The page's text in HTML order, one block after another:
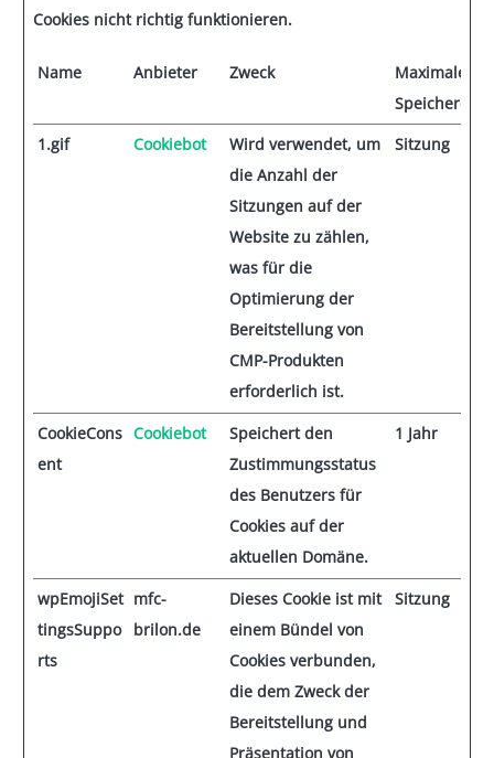
Cookies nicht richtig funktionieren.
Name Anbieter Zweck
Maximale
1.gif
Cookiebot
Wird verwendet, um
die Anzahl der
Sitzungen auf der
Website zu zählen,
was für die
Optimierung der
Bereitstellung von
CMP-Produkten
erforderlich ist.
Sitzung
CookieCons
ent
Cookiebot
Speichert den
Zustimmungsstatus
des Benutzers für
Cookies auf der
aktuellen Domäne.
1 Jahr
wpEmojiSet
tingsSuppo
rts
mfc-
brilon.de
Dieses Cookie ist mit
einem Bündel von
Cookies verbunden,
die dem Zweck der
Bereitstellung und
Präsentation von
Sitzung